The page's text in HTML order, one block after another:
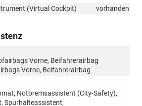
(Virtual Cockpit)
vorhanden
Vorne, Beifahrerairbag
Vorne, Beifahrerairbag
Notbremsassistent (City-Safety),
Spurhalteassistent,